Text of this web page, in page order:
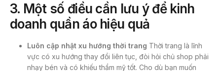
3. Một số điều cần lưu ý để kinh
doanh quần áo hiệu quả
Luôn cập nhật xu hướng thời trang Thời trang là lĩnh
vực có xu hướng thay đổi liên tục, đòi hỏi chủ shop phải
nhạy bén và có khiếu thẩm mỹ tốt. Cho dù bạn muốn